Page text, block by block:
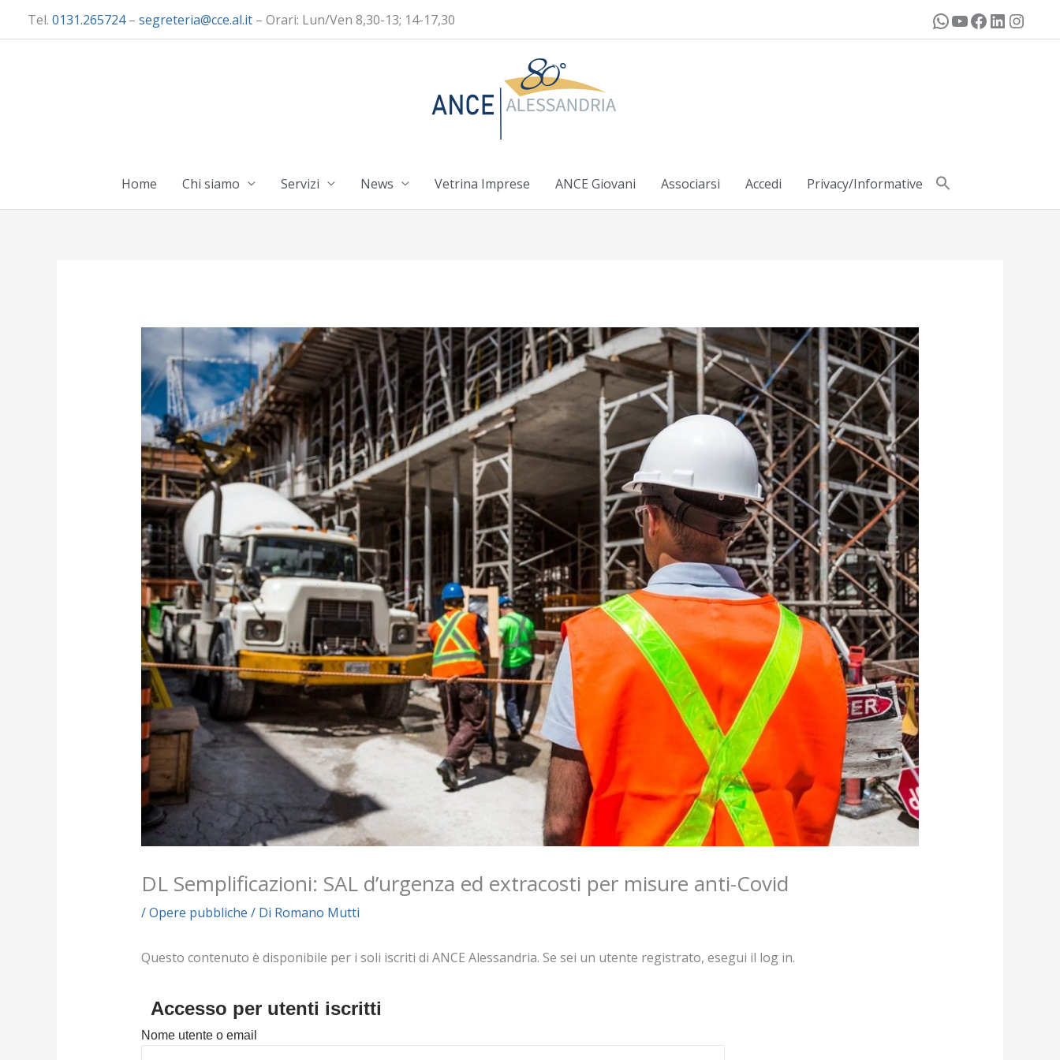
Tel. 0131.265724– segreteria@cce.al.it – Orari: Lun/Ven 8,30-13; 14-17,30
Home Chi siamo Servizi News Vetrina Imprese ANCE Giovani Associarsi Accedi Privacy/Informative
DL Semplificazioni: SAL d’urgenza ed extracosti per misure anti-Covid
/Opere pubbliche / Di Romano Mutti
Questo contenuto è disponibile per i soli iscriti di ANCE Alessandria. Se sei un utente registrato, esegui il log in.
Accesso per utenti iscritti
Nome utente o email